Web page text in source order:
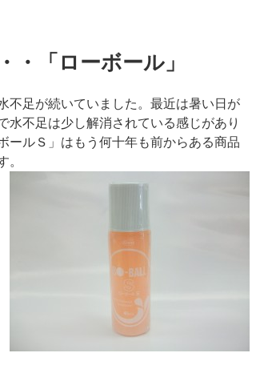
・「ローボール」
不足が続いていました。最近は暑い日が
水不足は少し解消されている感じがあり
ールＳ」はもう何十年も前からある商品
。